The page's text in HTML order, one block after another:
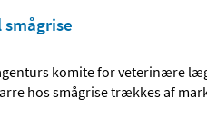
komite for veterinære
hos smågrise trækkes af